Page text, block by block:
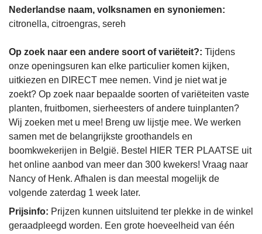
Nederlandse naam, volksnamen en synoniemen:
citronella, citroengras, sereh
Op zoek naar een andere soort of variëteit?: Tijdens
onze openingsuren kan elke particulier komen kijken,
uitkiezen en DIRECT mee nemen. Vind je niet wat je
zoekt? Op zoek naar bepaalde soorten of variëteiten vaste
planten, fruitbomen, sierheesters of andere tuinplanten?
Wij zoeken met u mee! Breng uw lijstje mee. We werken
samen met de belangrijkste groothandels en
boomkwekerijen in België. Bestel HIER TER PLAATSE uit
het online aanbod van meer dan 300 kwekers! Vraag naar
Nancy of Henk. Afhalen is dan meestal mogelijk de
volgende zaterdag 1 week later.
Prijsinfo: Prijzen kunnen uitsluitend ter plekke in de winkel
geraadpleegd worden. Een grote hoeveelheid van één